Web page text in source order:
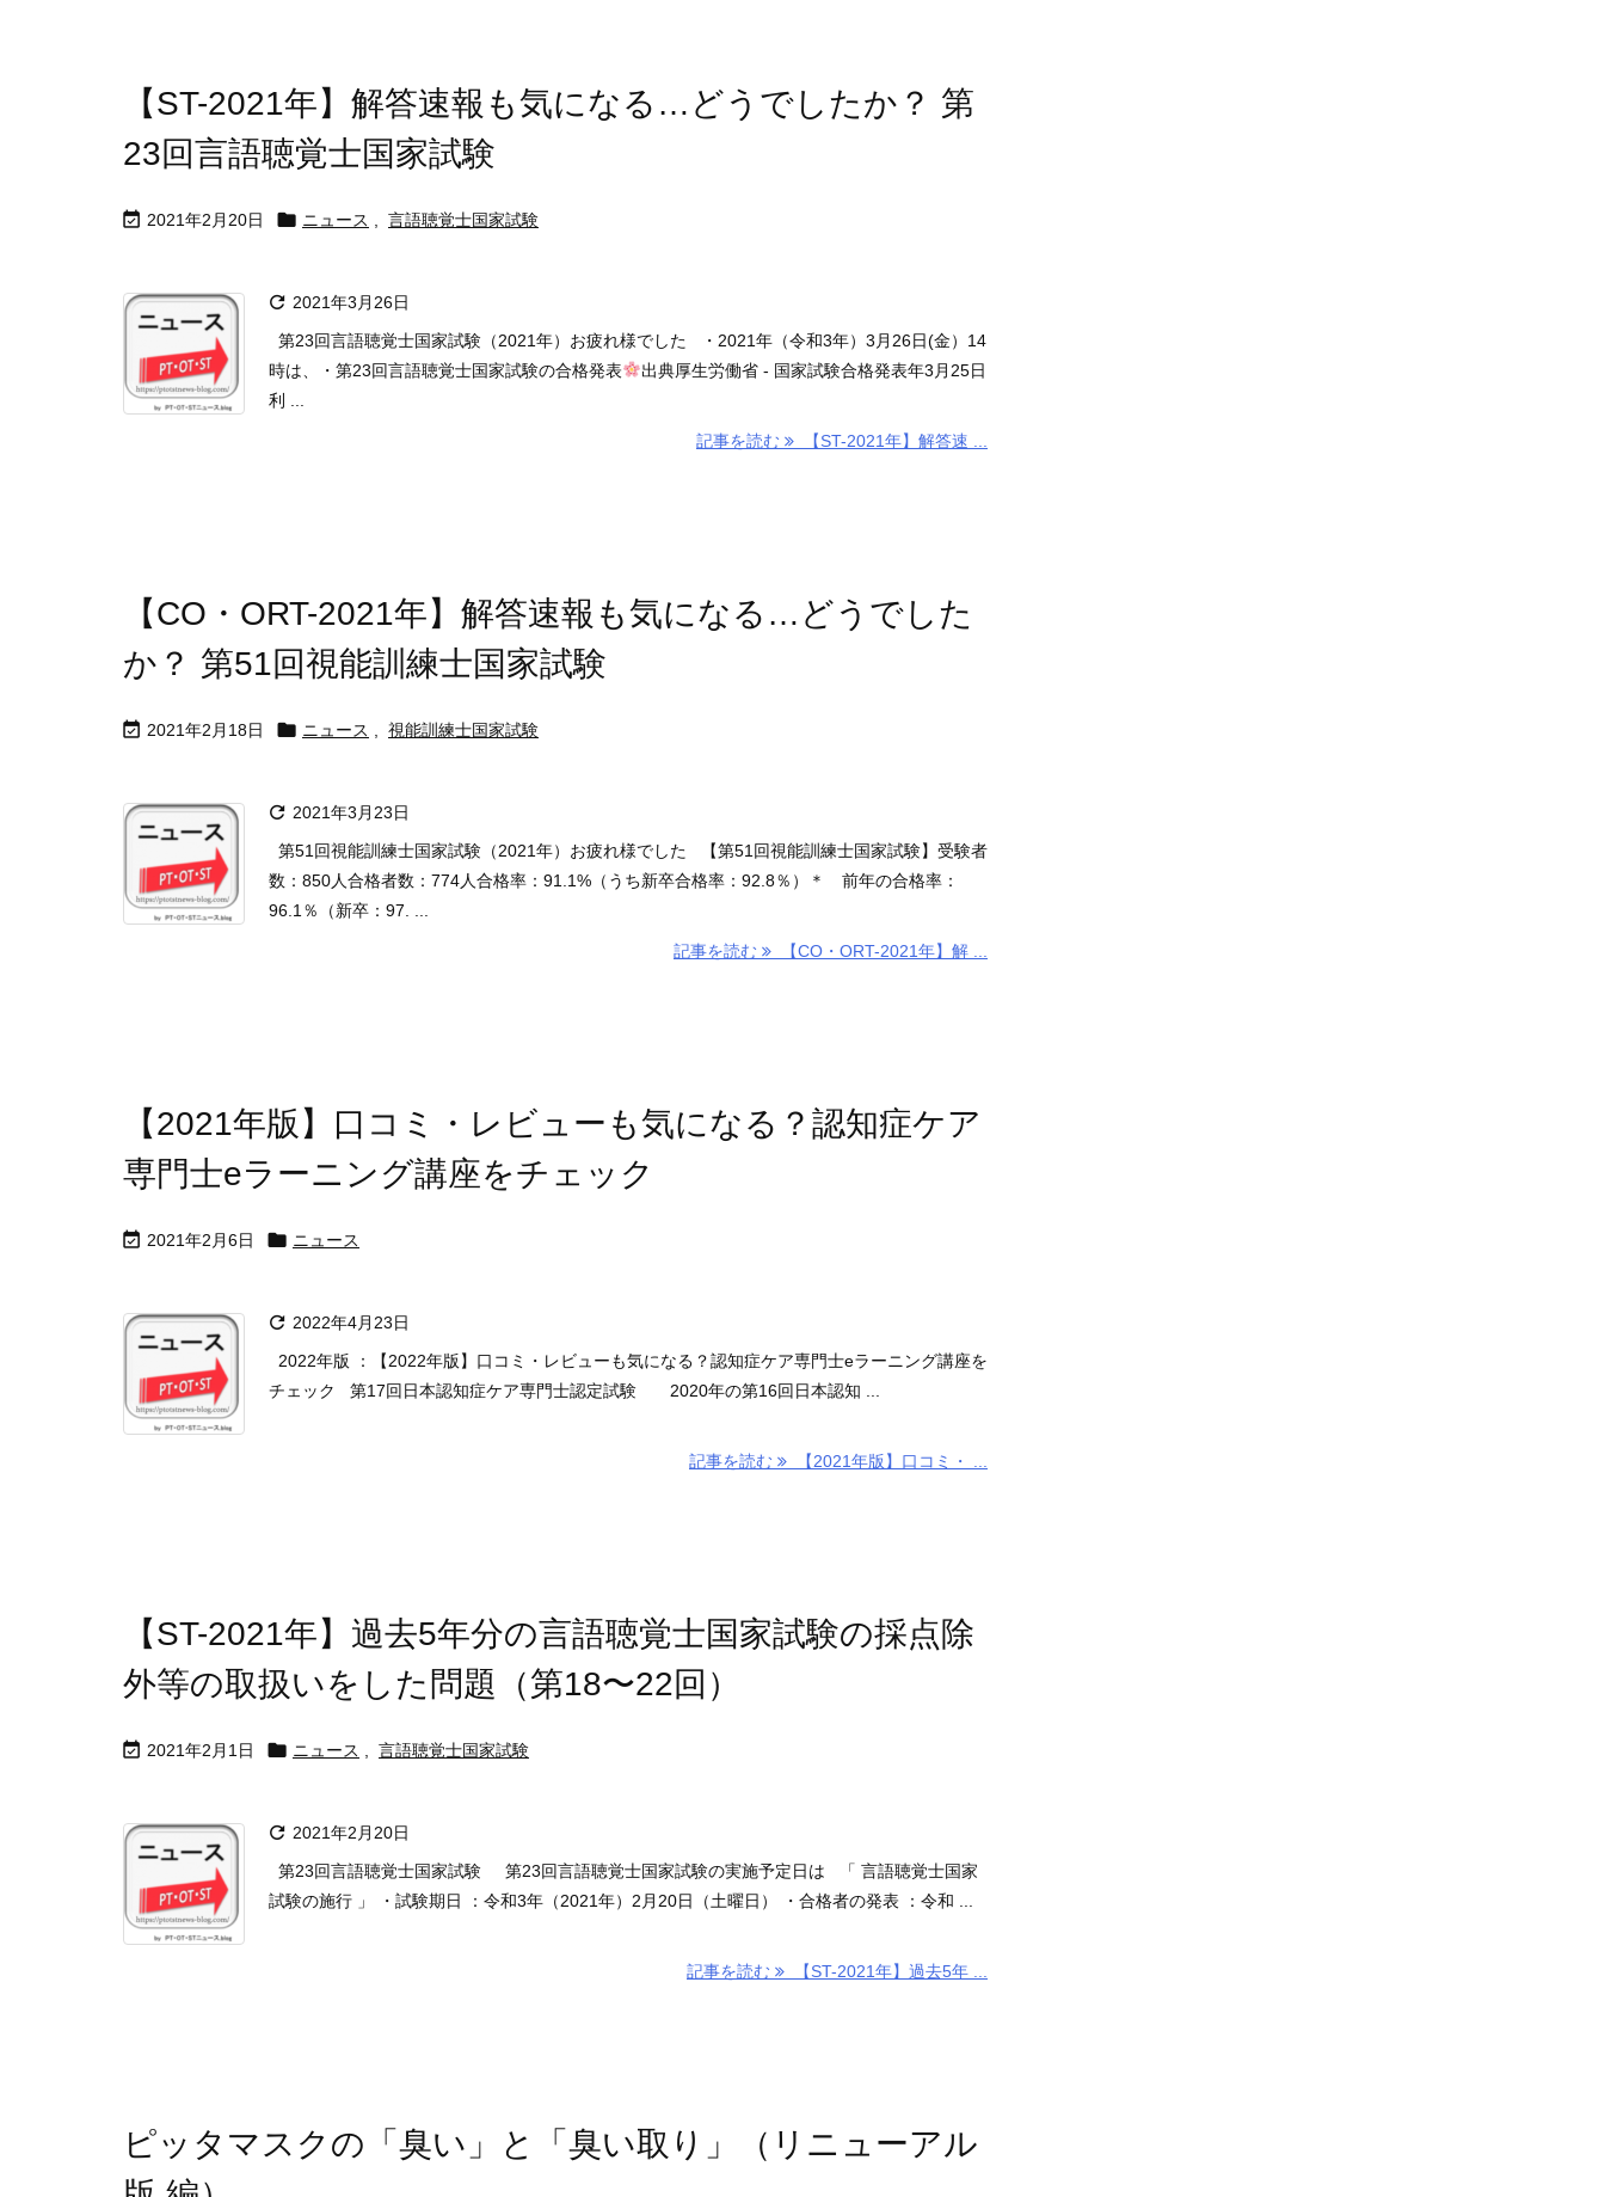
【ST-2021年】解答速報も気になる…どうでしたか？ 第
23回言語聴覚士国家試験
 2021年2月20日  ニュース 言語聴覚士国家試験
 2021年3月26日
第23回言語聴覚士国家試験（2021年）お疲れ様でした ・2021年（令和3年）3月26日(金）14
時は、・第23回言語聴覚士国家試験の合格発表
出典厚生労働省 - 国家試験合格発表年3月25日
利 ...
記事を読む 【ST-2021年】解答速 ...
【CO・ORT-2021年】解答速報も気になる…どうでした
か？ 第51回視能訓練士国家試験
 2021年2月18日  ニュース 視能訓練士国家試験
 2021年3月23日
第51回視能訓練士国家試験（2021年）お疲れ様でした 【第51回視能訓練士国家試験】受験者
数：850人合格者数：774人合格率：91.1%（うち新卒合格率：92.8％）＊ 前年の合格率：
96.1％（新卒：97. ...
記事を読む 【CO・ORT-2021年】解 ...
【2021年版】口コミ・レビューも気になる？認知症ケア
専門士eラーニング講座をチェック
 2021年2月6日  ニュース
 2022年4月23日
2022年版 ：【2022年版】口コミ・レビューも気になる？認知症ケア専門士eラーニング講座を
チェック 第17回日本認知症ケア専門士認定試験 2020年の第16回日本認知 ...
記事を読む 【2021年版】口コミ・ ...
【ST-2021年】過去5年分の言語聴覚士国家試験の採点除
外等の取扱いをした問題（第18〜22回）
 2021年2月1日  ニュース 言語聴覚士国家試験
 2021年2月20日
第23回言語聴覚士国家試験 第23回言語聴覚士国家試験の実施予定日は 「 言語聴覚士国家
試験の施行 」 ・試験期日 ：令和3年（2021年）2月20日（土曜日） ・合格者の発表 ：令和 ...
記事を読む 【ST-2021年】過去5年 ...
ピッタマスクの「臭い」と「臭い取り」（リニューアル